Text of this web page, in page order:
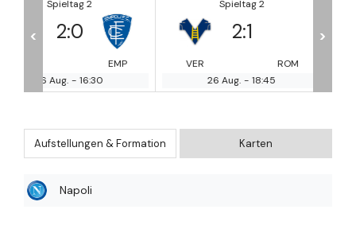
2:
ROM
26 Aug.
26 Aug.
< >
Aufstellungen & Formation Karten
Napoli